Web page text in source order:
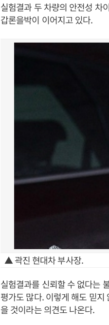
실험결과 두 차량의 안전성 차
갑론을박이 이어지고 있다.
▲ 곽진 현대차 부사장.
실험결과를 신뢰할 수 없다는
평가도 많다. 이렇게 해도 믿
을 것이라는 의견도 나온다.